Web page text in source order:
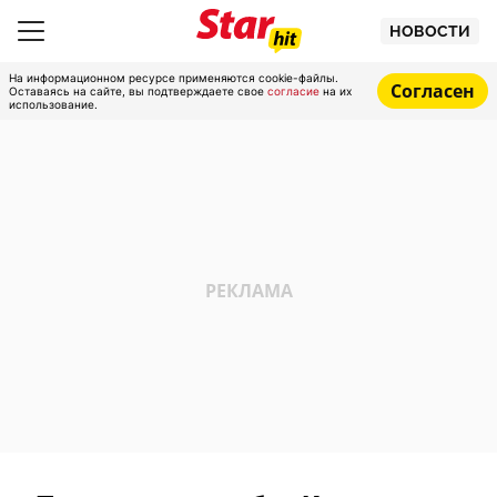
НОВОСТИ
На информационном ресурсе применяются cookie-файлы.
Оставаясь на сайте, вы подтверждаете свое согласие на их
использование.
Согласен